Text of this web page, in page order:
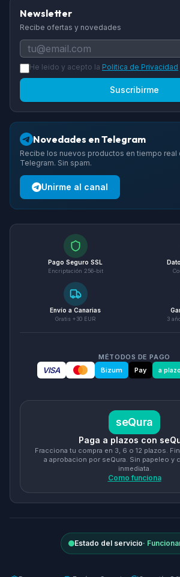
Newsletter
Recibe ofertas y novedades
He leido y acepto la Politica de Privacidad
Suscribirme
Novedades en Telegram
Recibe los nuevos productos en tiempo real
Telegram. Sin spam.
Unirme al canal
Pago Seguro SSL
Encriptación 256-bit
Envío a Canarias
Gratis +30 EUR 3
MÉTODOS DE PAGO
VISA Bizum Pay a
seQura
Paga a plazos con
Fracciona tu compra en 3, 6 o 12 plazos.
a aprobacion por seQura. Sin papeleo y
inmediata.
Como funciona
Estado del servicio·